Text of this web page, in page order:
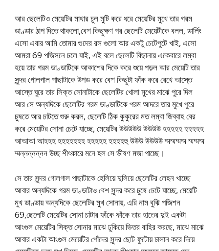
আর ছেলেটিও মেয়েটির মাথার চুল মুটি করে ধরে মেয়েটির মুখে তার গরম
ডাণ্ডার ঠাপ দিতে থাকলো,বেশ কিছুক্ষণ পর ছেলেটি মেয়েটীকে বলল, ডার্লিং
এসো এবার আমি তোমার গুদের রস গুলো আর একটু চেটেপুটে খাই, এসো
আমরা 69 পজিসনে চলে যাই, এই বলে ছেলেটি বিছানায় একেবারে লম্বা
হয়ে তার গরম ডাণ্ডাটিকে আকাশের দিকে করে শুয়ে পড়ল আর মেয়েটি তার
সুন্দর গোলগাল পাছাটাকে উপড করে বেশ কিছুটা ফাঁক করে রেখে আস্তে
আস্তে ঘুরে তার সিক্ত সোনাটাকে ছেলেটির খোলা মুখের মাঝে পুরে দিল
আর সে অন্যদিকে ছেলেটির গরম ডাণ্ডাটিকে পরম আদরে তার মুখে পুরে
চুষতে আর চাটতে শুরু করল, ছেলেটি ঠিক কুকুরের মত লম্বা জিব্বাহ বের
করে মেয়েটির সোনা চেটে যাচ্ছে, মেয়েটির উউউউউ উউউউ হহহহহ হহহহহ
আআআ আহহহ হহহহহহহ হহহহহ হহহহহু উউউ উউউউ ম্মম্মম্মম্ম ম্মম্মম্ম
ম্মন্নন্নন্নন উচ্ছ শীৎকারে মনে হল সে ভীষণ মজা পাচ্ছে।
সে তার সুন্দর গোলগাল পাছাটাকে হেলিয়ে দুলিয়ে ছেলেটির লেহন খাচ্ছে
আবার অন্যদিকে গরম ডাণ্ডাটাও বেশ সুন্দর করে চুষে চেটে যাচ্ছে, মেয়েটি
মুখ ডাণ্ডায় অন্যদিকে ছেলেটির মুখ সোনায়, এরি নাম বুঝি পজিশন
69,ছেলেটি মেয়েটির সোনা চাটার ফাঁকে ফাঁকে তার হাতের দুই একটা
আংগুল মেয়েটির সিক্ত সোনার মাঝে ঢুকিয়ে ভিতর বাহির করছে, মাঝে মাঝে
আবার একটা আংগুল মেয়েটির পোঁদের সুন্দর ছোট ফুটোয় চালান করে দিয়ে